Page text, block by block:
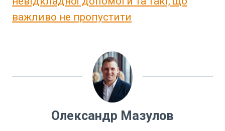
важливо не пропустити
Олександр Мазулов